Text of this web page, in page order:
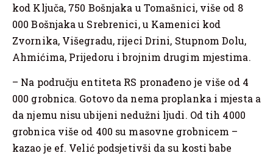
kod Ključa, 750 Bošnjaka u Tomašnici, više od 8
000 Bošnjaka u Srebrenici, u Kamenici kod
Zvornika, Višegradu, rijeci Drini, Stupnom Dolu,
Ahmićima, Prijedoru i brojnim drugim mjestima.
– Na području entiteta RS pronađeno je više od 4
000 grobnica. Gotovo da nema proplanka i mjesta a
da njemu nisu ubijeni nedužni ljudi. Od tih 4000
grobnica više od 400 su masovne grobnicem –
kazao je ef. Velić podsjetivši da su kosti babe